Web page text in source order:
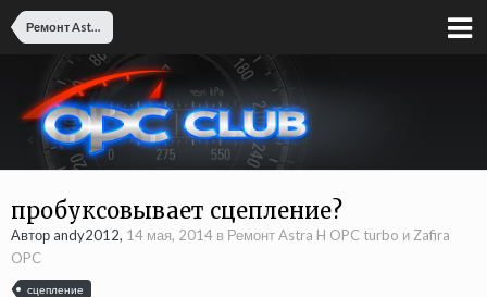
Ремонт Astra H OPC turbo и Zafira OPC
пробуксовывает сцепление?
Автор andy2012, 14 мая, 2014 в Ремонт Astra H OPC turbo и Zafira
OPC
сцепление